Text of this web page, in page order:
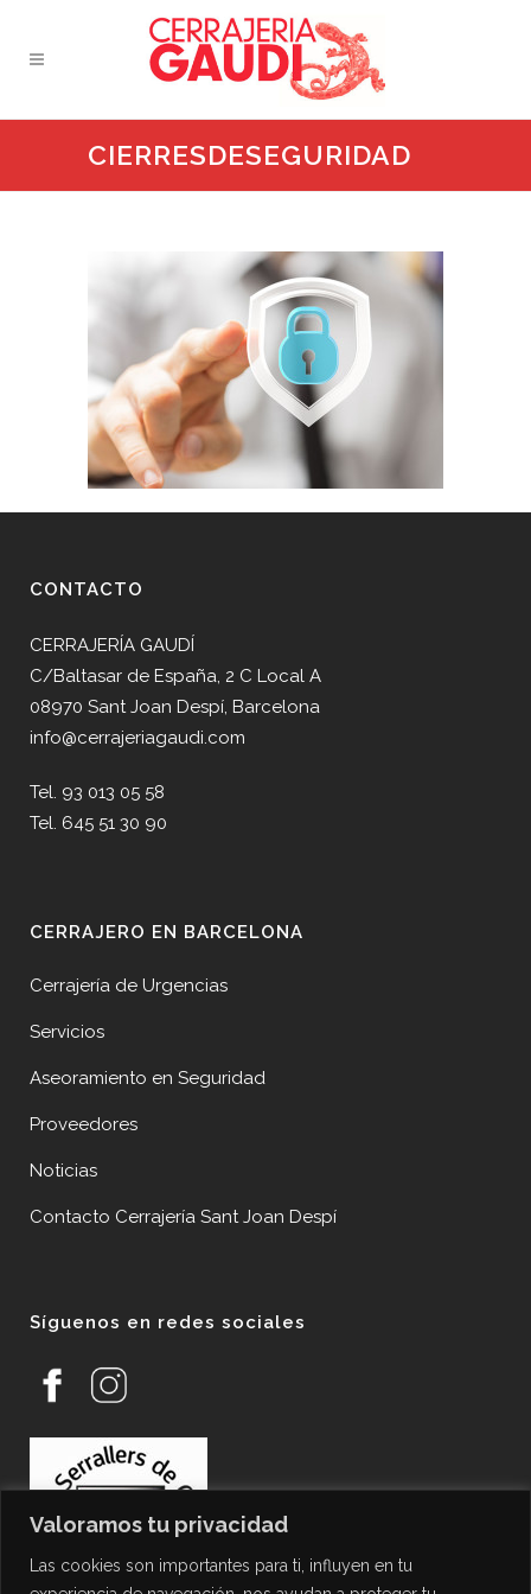
Valoramos tu privacidad
Las cookies son importantes para ti, influyen en tu
CIERRESDESEGURIDAD
CONTACTO
CERRAJERÍA GAUDÍ
C/Baltasar de España, 2 C Local A
08970 Sant Joan Despí, Barcelona
info@cerrajeriagaudi.com
Tel. 93 013 05 58
Tel. 645 51 30 90
CERRAJERO EN BARCELONA
Cerrajería de Urgencias
Servicios
Aseoramiento en Seguridad
Proveedores
Noticias
Contacto Cerrajería Sant Joan Despí
Síguenos en redes sociales